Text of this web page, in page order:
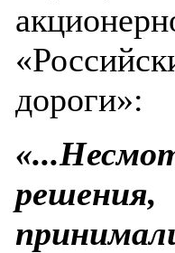
дороги»: